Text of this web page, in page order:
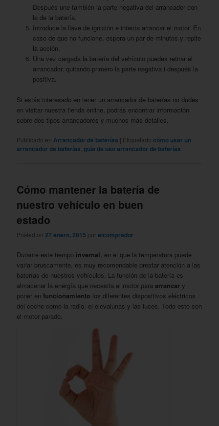
Después une también la parte negativa del arrancador con
la de la batería.
Introduce la llave de ignición e intenta arrancar el motor. En
caso de que no funcione, espera un par de minutos y repite
la acción.
Una vez cargada la batería del vehículo puedes retirar el
arrancador, quitando primero la parte negativa i después la
positiva.
Si estás interesado en tener un arrancador de baterías no dudes
en visitar nuestra tienda online, podrás encontrar información
sobre dos tipos arrancadores y muchos más detalles.
Publicado en Arrancador de baterías | Etiquetado cómo usar un
arrancador de baterías ,guía de uso arrancador de baterías
Cómo mantener la batería de
nuestro vehículo en buen
estado
Posted on 27 enero, 2015 porelcomprador
Durante este tiempo invernal, en el que la temperatura puede
variar bruscamente, es muy recomendable prestar atención a las
baterías de nuestros vehículos. La función de la batería es
almacenar la energía que necesita el motor para arrancar y
poner enfuncionamiento los diferentes dispositivos eléctricos
del coche como la radio, el elevalunas y las luces. Todo esto con
el motor parado.